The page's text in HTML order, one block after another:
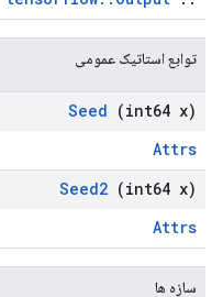
توابع استاتیک عمومی
Seed (int64 x)
Attrs
Seed2 (int64 x)
Attrs
سازه ها